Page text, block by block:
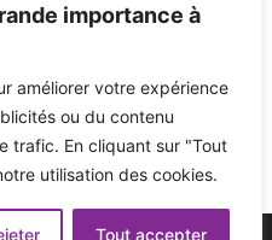
importance à
améliorer votre expérience
ou du contenu
trafic. En cliquant sur "Tout
utilisation des cookies.
Tout accepter
de l'Ohio après la